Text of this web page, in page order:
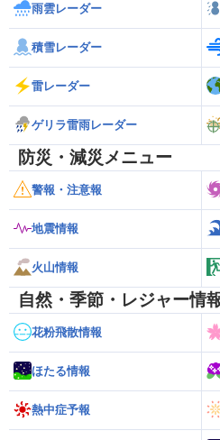
雨雲レーダー
積雪レーダー
雷レーダー
ゲリラ雷雨レーダー
防災・減災メニュー
警報・注意報
地震情報
火山情報
自然・季節・レジャー情
花粉飛散情報
ほたる情報
熱中症予報